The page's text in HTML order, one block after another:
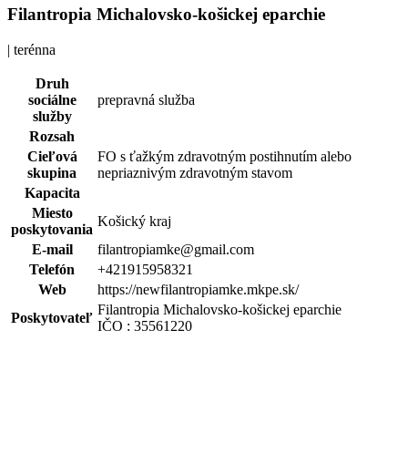
Filantropia Michalovsko-košickej eparchie
| terénna
Druh
sociálne
služby
prepravná služba
Rozsah
Cieľová
skupina
FO s ťažkým zdravotným postihnutím alebo
nepriaznivým zdravotným stavom
Kapacita
Miesto
poskytovania
Košický kraj
E-mail
filantropiamke@gmail.com
Telefón
+421915958321
Web
https://newfilantropiamke.mkpe.sk/
Poskytovateľ
Filantropia Michalovsko-košickej eparchie
IČO : 35561220